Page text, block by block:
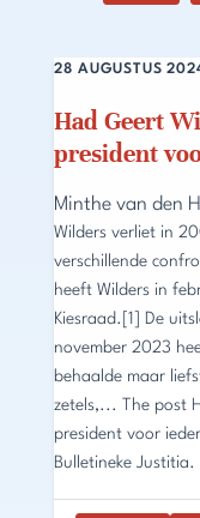
Had Geert
president
28 AUGUSTUS
Minthe van den
Wilders verliet in
verschillende
heeft Wilders in
Kiesraad.[1] De
november 2023
behaalde maar
zetels,... The post
president voor
Bulletineke Justitia.